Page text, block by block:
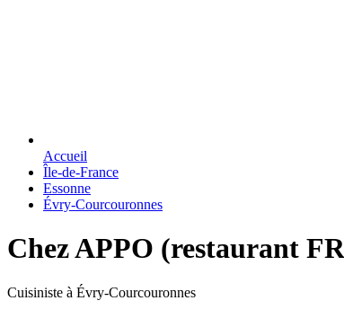
Accueil
Île-de-France
Essonne
Évry-Courcouronnes
Chez APPO (restaurant
Cuisiniste à Évry-Courcouronnes